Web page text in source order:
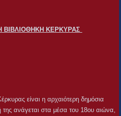
ΒΙΒΛΙΟΘΗΚΗ ΚΕΡΚΥΡΑΣ
είναι η αρχαιότερη δημόσια
ανάγεται στα μέσα του 18ου αιώνα,